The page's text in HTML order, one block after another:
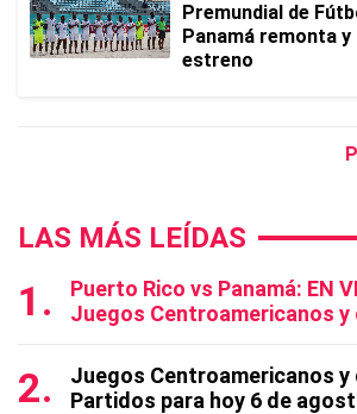
Premundial de
Panamá remonta y
estreno
LAS MÁS LEÍDAS
Puerto Rico vs Panamá: EN
Juegos Centroamericanos y
Juegos Centroamericanos y
Partidos para hoy 6 de